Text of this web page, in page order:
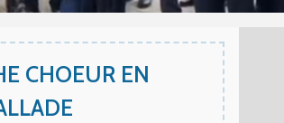
CHOEUR EN